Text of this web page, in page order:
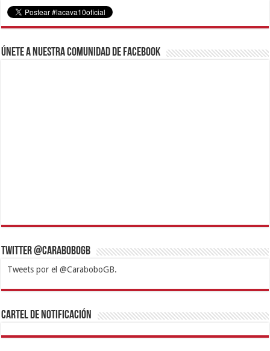
Únete a nuestra comunidad de Facebook
Twitter @CaraboboGB
Tweets por el @CaraboboGB.
1xbetBetturkeyBetistKralbetSupertotobetTipobetMatadorbetMariobet
https://mvbcasino.com/
Cartel de Notificación